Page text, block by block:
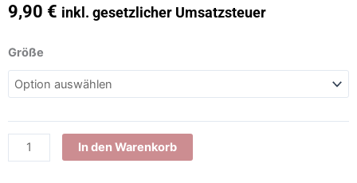
9,90 € inkl. gesetzlicher Umsatzsteuer
Größe
Universal
Buntbartschlüssel
für
gängige
Einsteckschlösser
Menge
In den Warenkorb